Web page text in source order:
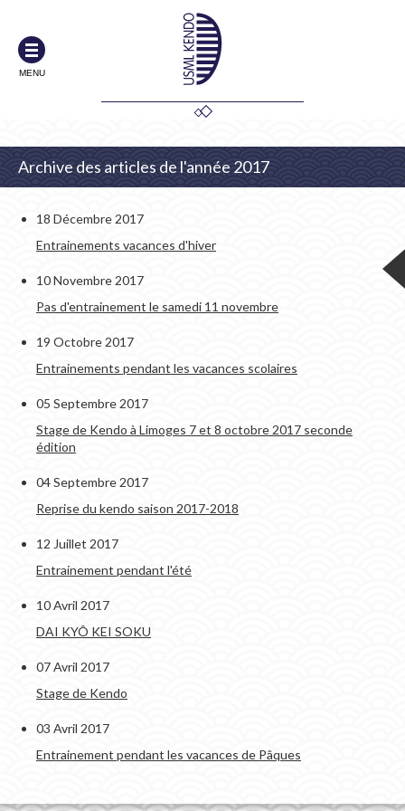
MENU
Archive des articles de l'année 2017
18 Décembre 2017
Entrainements vacances d'hiver
10 Novembre 2017
Pas d'entrainement le samedi 11 novembre
19 Octobre 2017
Entrainements pendant les vacances scolaires
05 Septembre 2017
Stage de Kendo à Limoges 7 et 8 octobre 2017 seconde
édition
04 Septembre 2017
Reprise du kendo saison 2017-2018
12 Juillet 2017
Entrainement pendant l'été
10 Avril 2017
DAI KYÔ KEI SOKU
07 Avril 2017
Stage de Kendo
03 Avril 2017
Entrainement pendant les vacances de Pâques